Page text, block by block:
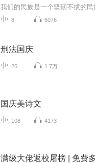
8 6076
刑法国庆
26 1.7万
国庆美诗文
108 4173
满级大佬返校屠榜 | 免费